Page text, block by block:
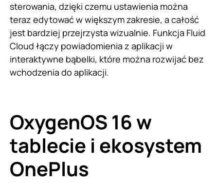
sterowania, dzięki czemu ustawienia można
teraz edytować w większym zakresie, a całość
jest bardziej przejrzysta wizualnie. Funkcja Fluid
Cloud łączy powiadomienia z aplikacji w
interaktywne bąbelki, które można rozwijać bez
wchodzenia do aplikacji.
OxygenOS 16 w
tablecie i ekosystem
OnePlus